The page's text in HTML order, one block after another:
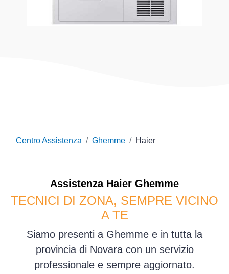
Centro Assistenza Ghemme Haier
Assistenza Haier Ghemme
TECNICI DI ZONA, SEMPRE VICINO
A TE
Siamo presenti a Ghemme e in tutta la
provincia di Novara con un servizio
professionale e sempre aggiornato.